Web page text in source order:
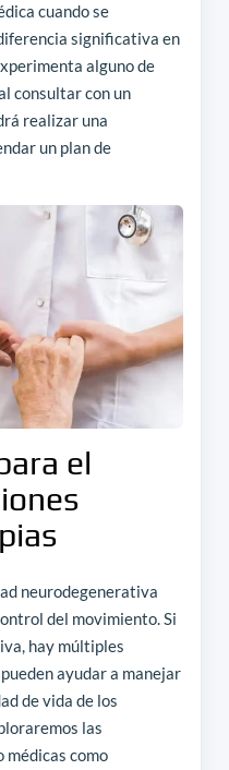
cuando se
significativa en
alguno de
consultar con un
realizar una
un plan de
el
neurodegenerativa
del movimiento. Si
hay múltiples
ayudar a manejar
de vida de los
las
como